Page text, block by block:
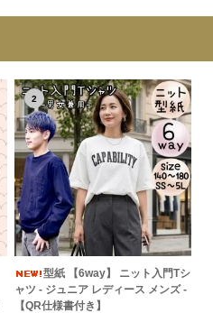
2
型紙 【6way】 ニット入門Tシ
ャツ - ジュニア レディース メンズ -
【QR仕様書付き】